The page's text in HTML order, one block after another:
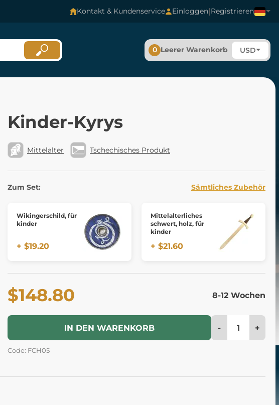
Kontakt & Kundenservice Einloggen|Registrieren
0 Leerer Warenkorb USD
Kinder-Kyrys
Mittelalter Tschechisches Produkt
Zum Set: Sämtliches Zubehör
Wikingerschild, für
kinder
+ $19.20
Mittelalterliches
schwert, holz, für
kinder
+ $21.60
$148.80 8-12 Wochen
IN DEN WARENKORB - +
Code: FCH05